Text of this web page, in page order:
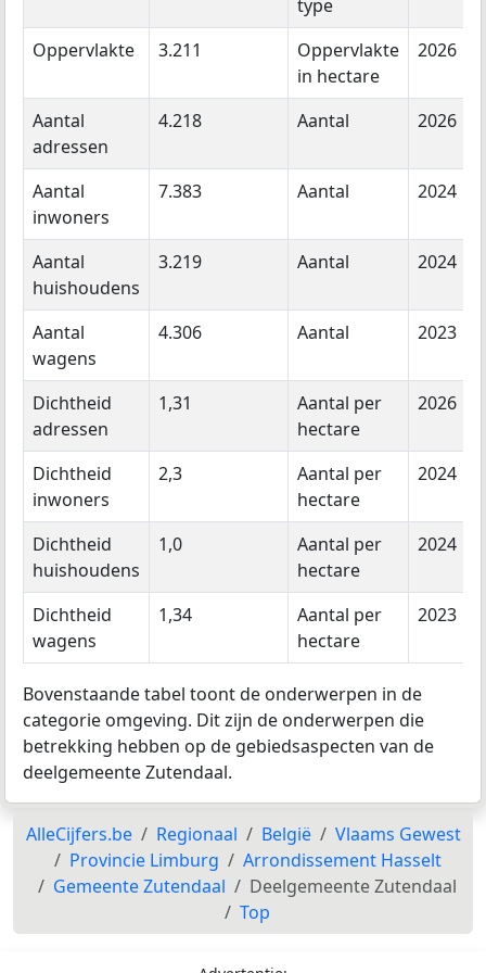
type
Oppervlakte
3.211
Oppervlakte
in hectare
2026
Aantal
adressen
4.218 Aantal 2026
Aantal
inwoners
7.383 Aantal 2024
Aantal
huishoudens
3.219 Aantal 2024
Aantal
wagens
4.306 Aantal 2023
Dichtheid
adressen
1,31
Aantal per
hectare
2026
Dichtheid
inwoners
2,3
Aantal per
hectare
2024
Dichtheid
huishoudens
1,0
Aantal per
hectare
2024
Dichtheid
wagens
1,34
Aantal per
hectare
2023
Bovenstaande tabel toont de onderwerpen in de
categorie omgeving. Dit zijn de onderwerpen die
betrekking hebben op de gebiedsaspecten van de
deelgemeente Zutendaal.
AlleCijfers.be Regionaal België
Vlaams Gewest
Provincie Limburg
Arrondissement Hasselt
Gemeente Zutendaal
Deelgemeente Zutendaal
Top